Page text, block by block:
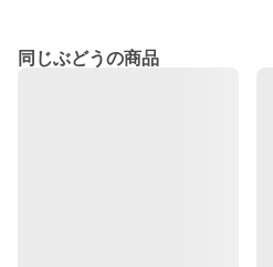
同じぶどうの商品